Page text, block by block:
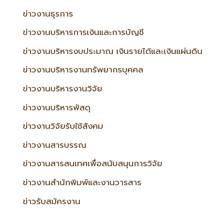
ข่าวงานธุรการ
ข่าวงานบริหารการเงินและการบัญชี
ข่าวงานบริหารงบประมาณ เงินรายได้และเงินแผ่นดิน
ข่าวงานบริหารงานทรัพยากรบุคคล
ข่าวงานบริหารงานวิจัย
ข่าวงานบริหารพัสดุ
ข่าวงานวิจัยรับใช้สังคม
ข่าวงานสารบรรณ
ข่าวงานสารสนเทศเพื่อสนับสนุนการวิจัย
ข่าวงานสำนักพิมพ์และงานวารสาร
ข่าวรับสมัครงาน